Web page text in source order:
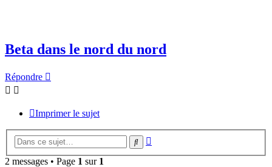
Beta dans le nord du nord
Répondre
Imprimer le sujet
Rechercher
2 messages • Page 1 sur 1